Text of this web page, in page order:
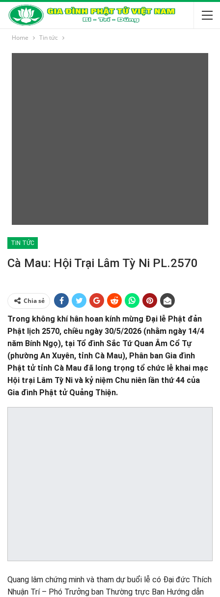
Home Tin tức
TIN TỨC
Cà Mau: Hội Trại Lâm Tỳ Ni PL.2570
Chia sẻ
Trong không khí hân hoan kính mừng Đại lễ Phật đản
Phật lịch 2570, chiều ngày 30/5/2026 (nhằm ngày 14/4
năm Bính Ngọ), tại Tổ đình Sắc Tứ Quan Âm Cổ Tự
(phường An Xuyên, tỉnh Cà Mau), Phân ban Gia đình
Phật tử tỉnh Cà Mau đã long trọng tổ chức lễ khai mạc
Hội trại Lâm Tỳ Ni và kỷ niệm Chu niên lần thứ 44 của
Gia đình Phật tử Quảng Thiện.
Quang lâm chứng minh và tham dự buổi lễ có Đại đức Thích
Nhuận Trí – Phó Trưởng ban Thường trực Ban Hướng dẫn